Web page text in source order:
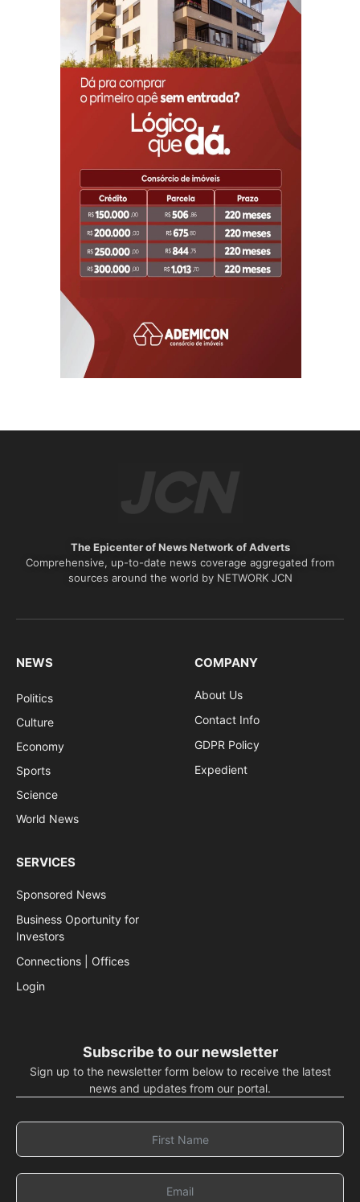
The Epicenter of News Network of Adverts
Comprehensive, up-to-date news coverage aggregated from
sources around the world by NETWORK JCN
NEWS
Politics
Culture
Economy
Sports
Science
World News
COMPANY
About Us
Contact Info
GDPR Policy
Expedient
SERVICES
Sponsored News
Business Oportunity for
Investors
Connections | Offices
Login
Subscribe to our newsletter
Sign up to the newsletter form below to receive the latest
news and updates from our portal.